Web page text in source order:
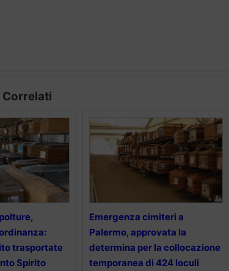
trasportate
Spirito
Emergenza cimiteri a
Palermo, approvata la
determina per la collocazione
temporanea di 424 loculi